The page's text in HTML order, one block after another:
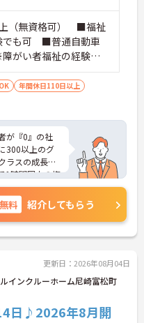
（無資格可） ■福祉
でも可 ■普通自動車
がい者福祉の経験は
修資格 ヘルパー2級以
以上の方、障がい者福
ちの方大歓迎
年間休日110日以上
が『0』の社
300以上のグ
ラスの成長企
1時間圏内の複
パートスタッ
ョンです。
スタッフの身
与されるこ
年間休日114
保ちながら定
盤石に整って
われるマネジ
ャーへのキ
の環境で専門
無料 紹介してもらう
更新日：2026年08月04日
インクルーホーム尼崎富松町
日♪2026年8月開